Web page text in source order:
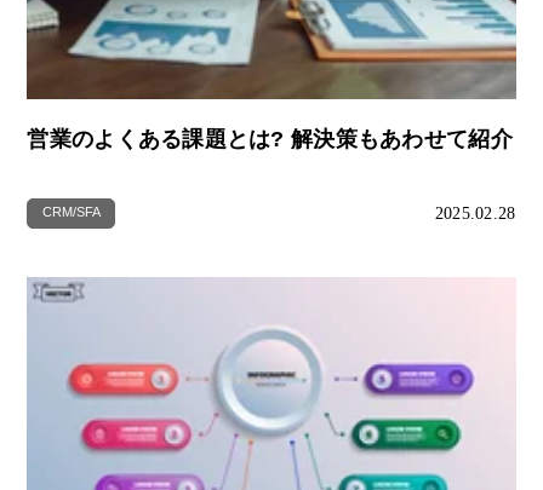
営業のよくある課題とは? 解決策もあわせて紹介
CRM/SFA 2025.02.28